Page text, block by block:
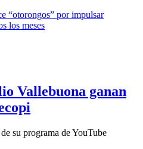
Vallebuona ganan
su programa de YouTube